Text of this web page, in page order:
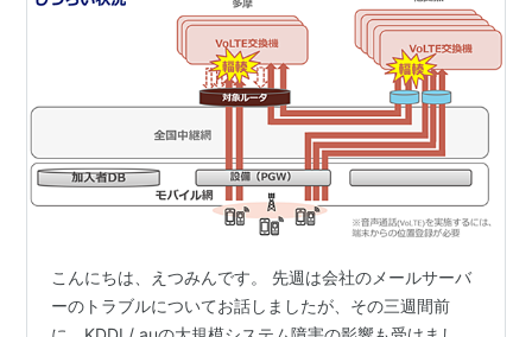
こんにちは、えつみんです。 先週は会社のメールサーバ
ーのトラブルについてお話しましたが、その三週間前